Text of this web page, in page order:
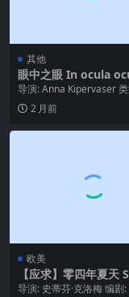
其他
眼中之眼 In ocula
(2022)
导演: Anna Kipervaser
幻 / 短片 制片国家/地区:...
2 月前
欧美
【应求】零四年夏天
r ’04 (2006)
导演: 史蒂芬·克洛梅 编剧